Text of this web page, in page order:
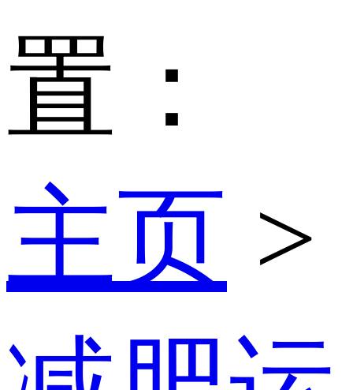
置：
主页 >